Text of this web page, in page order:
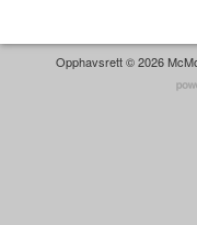
Opphavsrett © 2026